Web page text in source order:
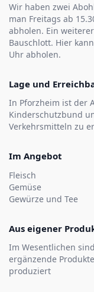
Wir haben zwei
man Freitags ab
abholen. Ein
Bauschlott. Hier
Uhr abholen.
Lage und
In Pforzheim ist der
Kinderschutzbund
Verkehrsmitteln zu
Im Angebot
Fleisch
Gemüse
Gewürze und Tee
Aus eigener
Im Wesentlichen
ergänzende
produziert